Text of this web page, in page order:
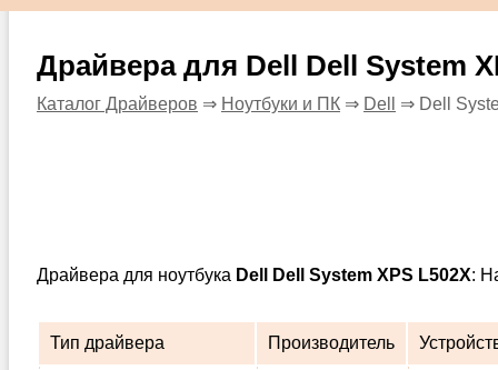
Драйвера для Dell Dell System
Каталог Драйверов ⇒ Ноутбуки и ПК ⇒ Dell ⇒ Dell
Драйвера для ноутбука Dell Dell System XPS L502X:
Тип драйвера Производитель